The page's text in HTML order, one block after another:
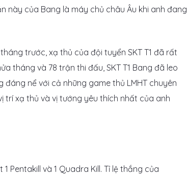
này của Bang là máy chủ châu Âu khi anh đang
trước, xạ thủ của đội tuyển SKT T1 đã rất
tháng và 78 trận thi đấu, SKT T1 Bang đã leo
nể với cả những game thủ LMHT chuyên
trí xạ thủ và vị tướng yêu thích nhất của anh
Pentakill và 1 Quadra Kill. Tỉ lệ thắng của